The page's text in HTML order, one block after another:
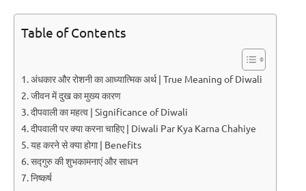
Table of Contents
अंधकार और रोशनी का आध्यात्मिक अर्थ | True Meaning of Diwali
जीवन में दुख का मुख्य कारण
दीपवाली का महत्व | Significance of Diwali
दीपवाली पर क्या करना चाहिए | Diwali Par Kya Karna Chahiye
यह करने से क्या होगा | Benefits
सद्गुरु की शुभकामनाएं और साधन
निष्कर्ष